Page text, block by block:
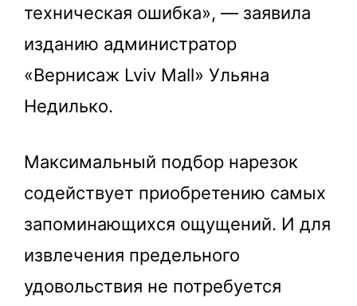
техническая ошибка», — заявила
изданию администратор
«Вернисаж Lviv Mall» Ульяна
Недилько.
Максимальный подбор нарезок
содействует приобретению самых
запоминающихся ощущений. И для
извлечения предельного
удовольствия не потребуется